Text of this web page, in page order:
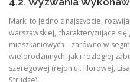
Marki to jedno z najszybciej
warszawskiej, charakteryzujące
mieszkaniowych – zarówno w
wielorodzinnych, jak i rozległej
szeregowej (rejon ul. Horowej,
Strudze).